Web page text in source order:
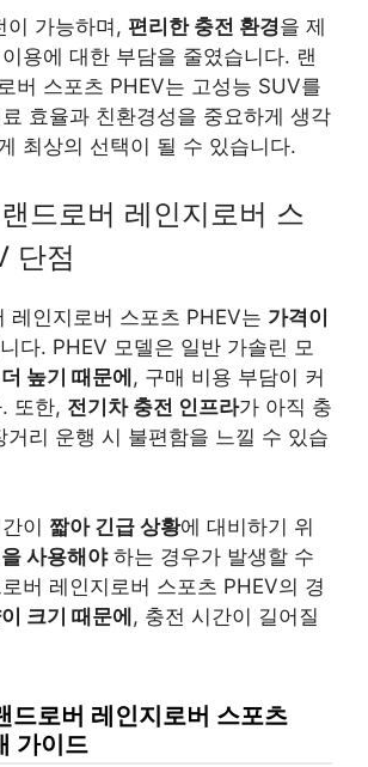
이 가능하며, 편리한 충전 환경을 제
용에 대한 부담을 줄였습니다. 랜
버 스포츠 PHEV는 고성능 SUV를
효율과 친환경성을 중요하게 생각
최상의 선택이 될 수 있습니다.
드로버 레인지로버 스
단점
레인지로버 스포츠 PHEV는 가격이
다. PHEV 모델은 일반 가솔린 모
높기 때문에, 구매 비용 부담이 커
또한, 전기차 충전 인프라가 아직 충
거리 운행 시 불편함을 느낄 수 있습
이 짧아 긴급 상황에 대비하기 위
사용해야하는 경우가 발생할 수
버 레인지로버 스포츠 PHEV의 경
크기 때문에 , 충전 시간이 길어질
로버 레인지로버 스포츠
가이드